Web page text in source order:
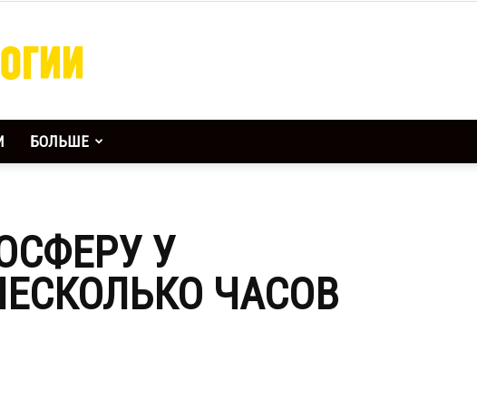
БОЛЬШЕ
У
ЧАСОВ